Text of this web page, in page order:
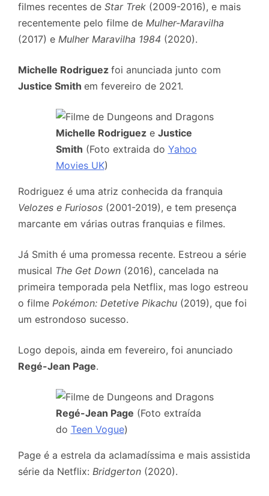
filmes recentes de Star Trek (2009-2016), e mais
recentemente pelo filme de Mulher-Maravilha
(2017) e Mulher Maravilha 1984 (2020).
Michelle Rodriguez foi anunciada junto com
Justice Smith em fevereiro de 2021.
Michelle Rodrigueze Justice
Smith (Foto extraida do Yahoo
Movies UK)
Rodriguez é uma atriz conhecida da franquia
Velozes e Furiosos (2001-2019), e tem presença
marcante em várias outras franquias e filmes.
Já Smith é uma promessa recente. Estreou a série
musical The Get Down (2016), cancelada na
primeira temporada pela Netflix, mas logo estreou
o filme Pokémon: Detetive Pikachu (2019), que foi
um estrondoso sucesso.
Logo depois, ainda em fevereiro, foi anunciado
Regé-Jean Page.
Regé-Jean Page (Foto extraída
do Teen Vogue)
Page é a estrela da aclamadíssima e mais assistida
série da Netflix: Bridgerton (2020).